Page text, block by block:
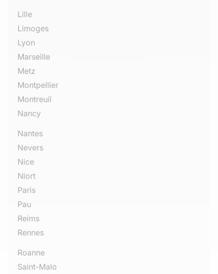
Lille
Limoges
Lyon
Marseille
Metz
Montpellier
Montreuil
Nancy
Nantes
Nevers
Nice
Niort
Paris
Pau
Reims
Rennes
Roanne
Saint-Malo